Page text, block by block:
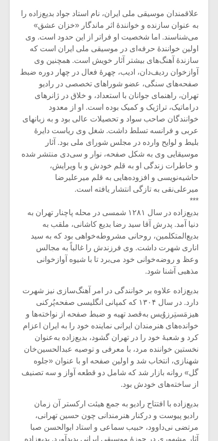
علاقمندان موسیقی ملی ایران، نام استاد جواد بدیع‌زاده را
به عنوان سازنده و خوانندۀ اثر ماندگار «خزان عشق»
می‌شناسند. اما شخصیت او فراتر از این حدود است. وی
اولین خوانندۀ حرفه‌ای در موسیقی ملی ایران است که
سازندۀ آهنگ‌های بیشتر آثار خویش است. همچنین وی
آوازخوان ردیف‌دان، ادیب، چهرۀ فعال در چهار دوره ضبط
صفحه‌های سنگی، عضو شوراهای تخصصی در رادیو
تهران، راهنمای جوانان با استعداد، و خلاق در ژانرهای
دراماتیک، تراژیک و کمیک بوده است. او از معدود
خوانندگان صاحب سواد و تحصیلات عالی بود و به زبانهای
عربی و فرانسه تسلط داشت.‌ شغل وی ریاست دایرۀ
بلیط و لوایح وارده در مجلس شورای ملی بود. آثار
موسیقایی وی به شکل صفحه، نوار و سی‌دی منتشر شده
و خاطرات زندگی او به قلم خودش و با ویرایش،
حاشیه‌نویسی و افزوده‌هایی به قلم میر‌علیرضا
میرعلی‌نقی به تازگی انتشار یافته است.
***
بدیع‌زاده در سال ۱۲۸۱ شمسی در محله پاچنار تهران به
دنیا آمد. پدرش آقا سید رضا بدیع کاشانی، ملقب به
بدیع‌المتکلمین، روحانی مشروطه‌خواهی بود که به سید
اناری شهرت داشت. وی فرزندش را غالباً به مجالس
وعظ و روضه‌خوانی خود می‌برد تا با شیوه آوازخوانی
مذهبی آشنا شود.
بدیع‌زاده علاوه بر خوانندگی در امر آهنگ‌سازی نیز شهرت
دارد. در سال ۱۳۰۴ که کمپانی انگلیسی صفحه‌پُرکنی
هیزمَستِرزوُیس به‌قصد تهیه و ضبط صفحه از نواخته‌ها و
خوانده‌های هنرمندان ایرانی نماینده خود را به ایران اعزام
کرد و شعبهٔ خود را در تهران گشود، بدیع‌زاده به‌عنوان
نخستین خواننده مرد، با معرفی و توصیه عبدالحسین‌خان
شهنازی، انتخاب شد و اولین صفحه او با عنوان «جلوه
گل» روانه بازار شد که شامل دو قطعه آواز و سه تصنیف
از ساخته‌های خودش بود.
بدیع‌زاده با افتتاح رادیو به جمع هیئت ارکستر آن زمان
رادیو پیوست و درکنار هنرمندانی چون حسین تهرانی،
مرتضی نی‌داوود، حبیب سماعی و استاد ابوالحسن صبا
آثار مشهوری در حوزهٔ موسیقی ایرانی پدیدآورد. بدیع‌زاده
یادداشتی بر موسیقی
متن فیلم «متری
شیش و نیم»
اگر نمی توانی
مشهورترین باشی،
بدنام ترین باش
دوره
موسیقی